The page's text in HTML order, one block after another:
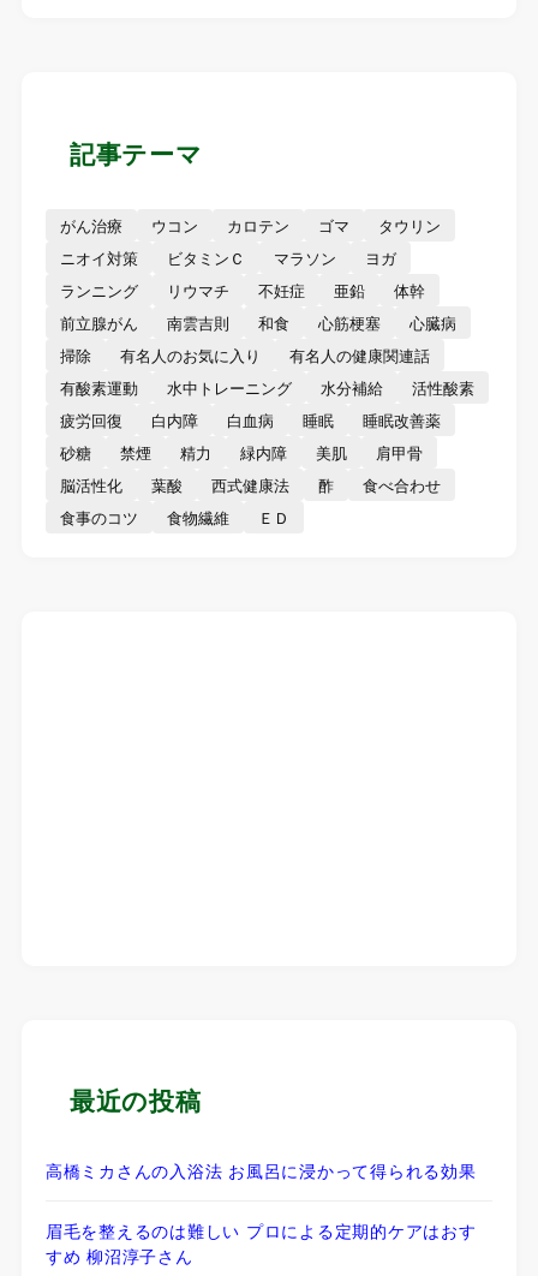
記事テーマ
がん治療 ウコン カロテン ゴマ
タウリン
ニオイ対策
ビタミンＣ マラソン
ヨガ
ランニング
リウマチ 不妊症 亜鉛
体幹
前立腺がん
南雲吉則 和食 心筋梗塞
心臓病
掃除
有名人のお気に入り
有名人の健康関連話
有酸素運動
水中トレーニング 水分補給
活性酸素
疲労回復
白内障 白血病 睡眠
睡眠改善薬
砂糖
禁煙 精力 緑内障 美肌
肩甲骨
脳活性化
葉酸 西式健康法 酢
食べ合わせ
食事のコツ
食物繊維 ＥＤ
最近の投稿
高橋ミカさんの入浴法 お風呂に浸かって得られる効果
眉毛を整えるのは難しい プロによる定期的ケアはおす
すめ 柳沼淳子さん